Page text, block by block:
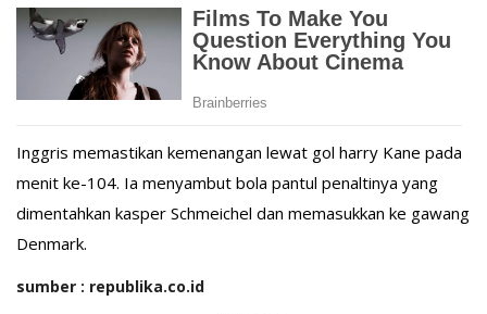
Inggris memastikan kemenangan lewat gol harry Kane pada
menit ke-104. Ia menyambut bola pantul penaltinya yang
dimentahkan kasper Schmeichel dan memasukkan ke gawang
Denmark.
sumber : republika.co.id